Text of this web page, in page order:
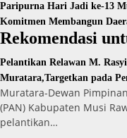
Paripurna Hari Jadi ke-13
Komitmen Membangun
Rekomendasi
Pelantikan Relawan M.
Muratara,Targetkan pada
Muratara-Dewan
(PAN) Kabupaten Musi
pelantikan…